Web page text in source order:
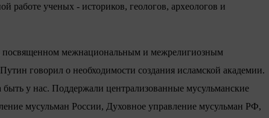
работе ученых - историков, геологов, археологов и
посвященном межнациональным и межрелигиозным
говорил о необходимости создания исламской академии.
у нас. Поддержали централизованные мусульманские
мусульман России, Духовное управление мусульман РФ,